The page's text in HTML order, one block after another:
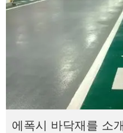
에폭시 바닥재를 소